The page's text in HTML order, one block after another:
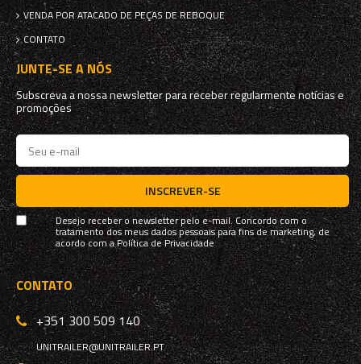
VENDA POR ATACADO DE PEÇAS DE REBOQUE
CONTATO
JUNTE-SE A NÓS
Subscreva a nossa newsletter para receber regularmente notícias e
promoções
INSCREVER-SE
Desejo receber o newsletter pelo e-mail. Concordo com o
tratamento dos meus dados pessoais para fins de marketing, de
acordo com aPolítica de Privacidade
CONTATO
+351 300 509 140
UNITRAILER@UNITRAILER.PT